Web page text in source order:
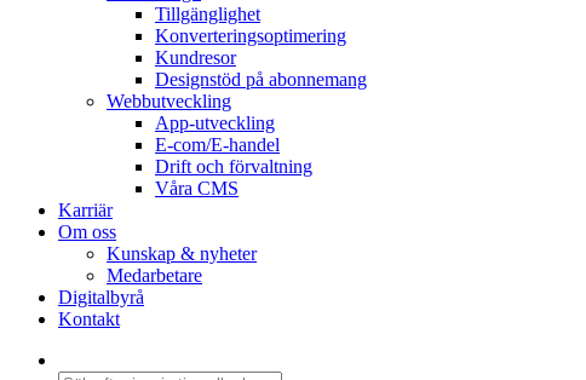
Tillgänglighet
Konverteringsoptimering
Kundresor
Designstöd på abonnemang
Webbutveckling
App-utveckling
E-com/E-handel
Drift och förvaltning
Våra CMS
Karriär
Om oss
Kunskap & nyheter
Medarbetare
Digitalbyrå
Kontakt